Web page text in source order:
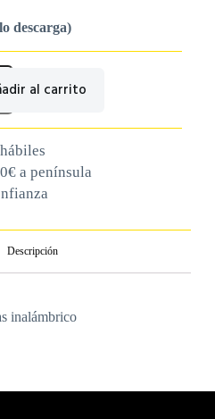
descarga)
al carrito
a península
Descripción
inalámbrico